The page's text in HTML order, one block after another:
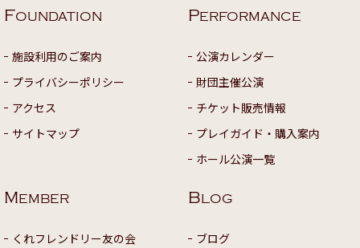
FOUNDATION
施設利用のご案内
プライバシーポリシー
アクセス
サイトマップ
PERFORMANCE
公演カレンダー
財団主催公演
チケット販売情報
プレイガイド・購入案内
ホール公演一覧
MEMBER
くれフレンドリー友の会
BLOG
ブログ